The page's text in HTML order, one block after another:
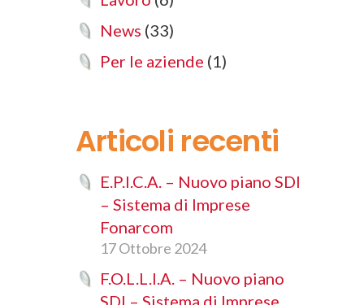
News (33)
Per le aziende (1)
Articoli recenti
E.P.I.C.A. – Nuovo piano SDI
– Sistema di Imprese
Fonarcom
17 Ottobre 2024
F.O.L.L.I.A. – Nuovo piano
SDI – Sistema di Imprese